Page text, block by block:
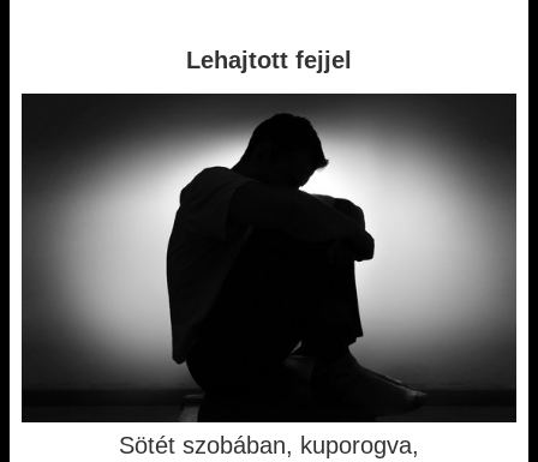
Lehajtott fejjel
Sötét szobában, kuporogva,